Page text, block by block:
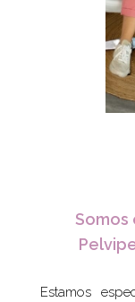
Somos
Estamos